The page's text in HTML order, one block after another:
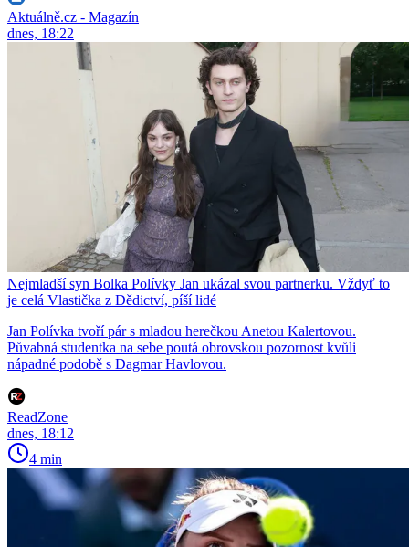
Aktuálně.cz - Magazín
dnes, 18:22
Nejmladší syn Bolka Polívky Jan ukázal svou partnerku. Vždyť to
je celá Vlastička z Dědictví, píší lidé
Jan Polívka tvoří pár s mladou herečkou Anetou Kalertovou.
Půvabná studentka na sebe poutá obrovskou pozornost kvůli
nápadné podobě s Dagmar Havlovou.
ReadZone
dnes, 18:12
4 min